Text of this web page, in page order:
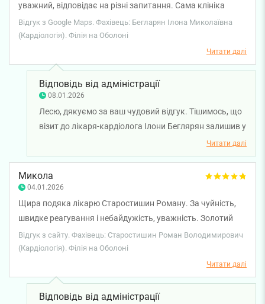
уважний, відповідає на різні запитання. Сама клініка
чиста, охайна, дівчата на рецепції привітні. Є кава
безкоштовна, кому лікар дозволяє.
Відгук з Google Maps. Фахівець: Бегларян Ілона Миколаївна
(Кардіологія). Філія на Оболоні
Читати далі
Відповідь від адміністрації
08.01.2026
Лесю, дякуємо за ваш чудовий відгук. Тішимось, що
візит до лікаря-кардіолога Ілони Беглярян залишив у
вас позитивні враження, а консультація була
зрозумілою та корисною. Бажаємо вам міцного
Читати далі
Микола
04.01.2026
Щира подяка лікарю Старостишин Роману. За чуйність,
швидке реагування і небайдужість, уважність. Золотий
лікар, дуже доброзичливий. Професіонал, фахівець з
великої літери, від Бога. Швидко визначив причину болі у
серці, все пояснив підтримав, заспокоїв, назначив
лікування. Дуже вдячний.
Відгук з сайту. Фахівець: Старостишин Роман Володимирович
(Кардіологія). Філія на Оболоні
Читати далі
Відповідь від адміністрації